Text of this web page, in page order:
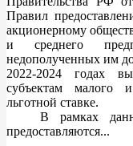
Правил
акционерному
и среднего
недополученных им
2022-2024 годах
субъектам малого
льготной ставке.
В рамках данной
предоставляются...